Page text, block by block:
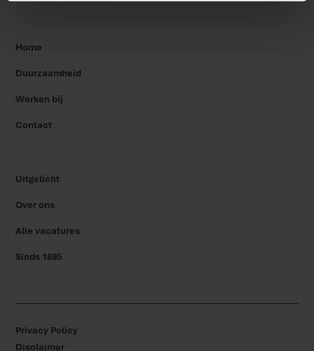
Home
Duurzaamheid
Werken bij
Contact
Uitgelicht
Over ons
Alle vacatures
Sinds 1895
Privacy Policy
Disclaimer